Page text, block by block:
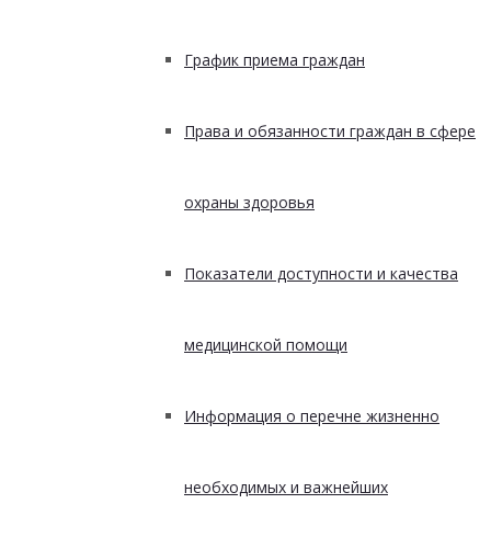
График приема граждан
Права и обязанности граждан в сфере
охраны здоровья
Показатели доступности и качества
медицинской помощи
Информация о перечне жизненно
необходимых и важнейших